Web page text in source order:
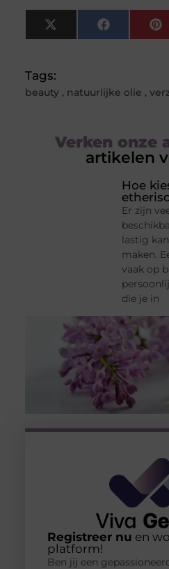
X
(Twitter)
Facebook
Tags:
beauty, natuurlijke olie ,
Verken onze
artikelen
Hoe
Er zijn
lastig
maken.
vaak op
die je in
Registreer nu en
platform!
Ben jij een